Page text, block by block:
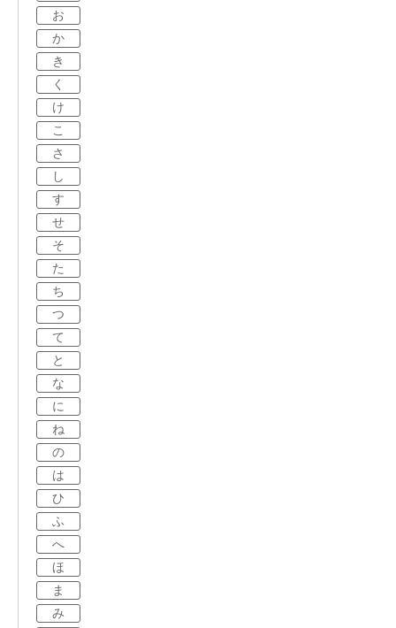
お
か
き
く
け
こ
さ
し
す
せ
そ
た
ち
つ
て
と
な
に
ね
の
は
ひ
ふ
へ
ほ
ま
み